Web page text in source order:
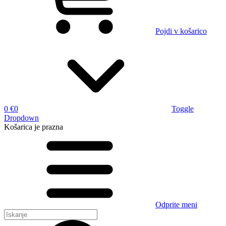
Pojdi v košarico
0 €0
Toggle
Dropdown
Košarica je prazna
Odprite meni